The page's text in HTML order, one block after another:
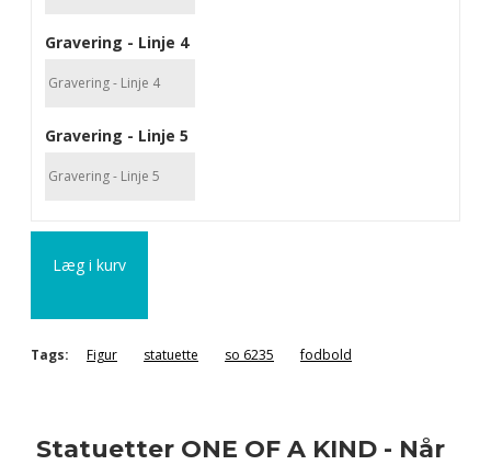
Gravering - Linje 4
Gravering - Linje 5
Læg i kurv
Tags: Figur statuette so 6235 fodbold
Statuetter ONE OF A KIND - Når